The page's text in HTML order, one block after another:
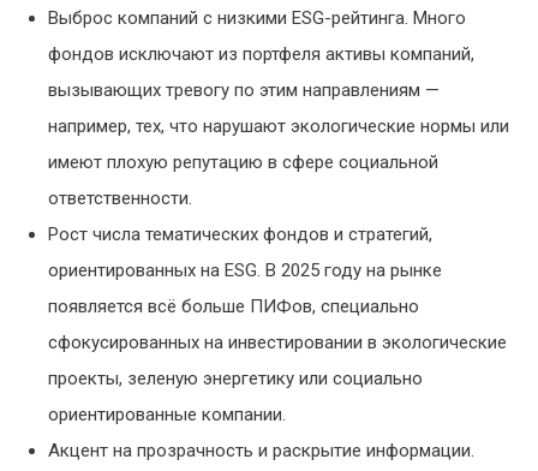
Выброс компаний с низкими ESG-рейтинга. Много
фондов исключают из портфеля активы компаний,
вызывающих тревогу по этим направлениям —
например, тех, что нарушают экологические нормы или
имеют плохую репутацию в сфере социальной
ответственности.
Рост числа тематических фондов и стратегий,
ориентированных на ESG. В 2025 году на рынке
появляется всё больше ПИФов, специально
сфокусированных на инвестировании в экологические
проекты, зеленую энергетику или социально
ориентированные компании.
Акцент на прозрачность и раскрытие информации.